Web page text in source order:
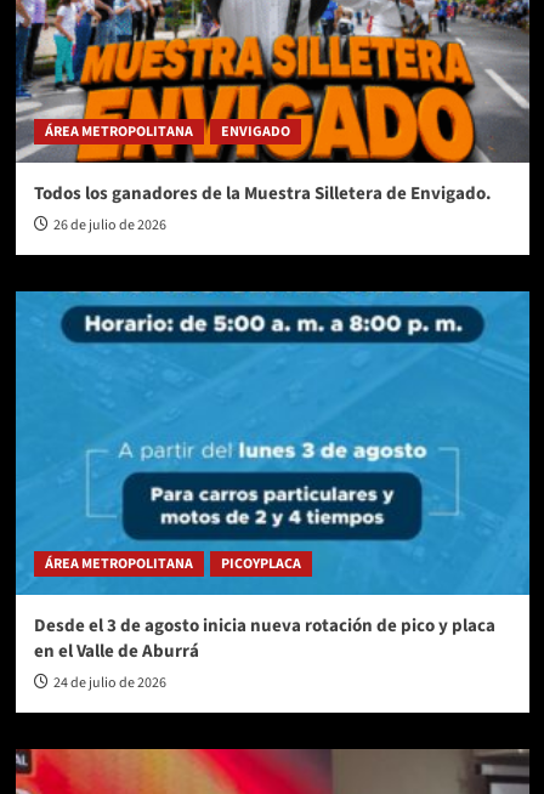
ÁREA METROPOLITANA ENVIGADO
Todos los ganadores de la Muestra Silletera de Envigado.
26 de julio de 2026
ÁREA METROPOLITANA PICOYPLACA
Desde el 3 de agosto inicia nueva rotación de pico y placa
en el Valle de Aburrá
24 de julio de 2026